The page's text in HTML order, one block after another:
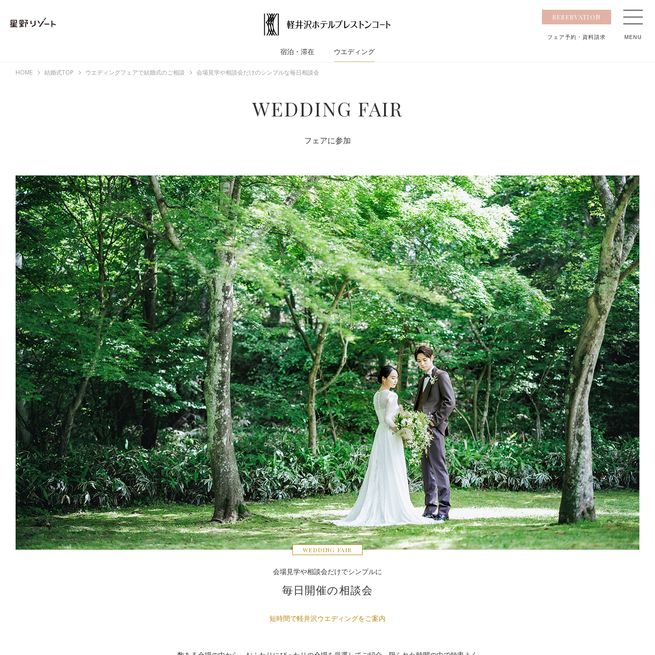
RESERVATION
フェア予約 ・資料請求 MENU
宿泊・滞在 ウエディング
WEDDING FAIR
フェアに参加
WEDDING FAIR
会場見学や相談会だけでシンプルに
毎日開催の相談会
短時間で軽井沢ウエディングをご案内
HOME 結婚式TOP ウエディングフェアで結婚式のご相談 会場見学や相談会だけのシンプルな毎日相談会